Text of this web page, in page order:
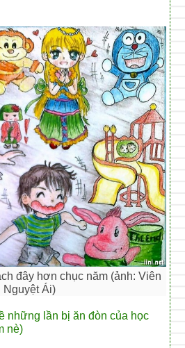
đây hơn chục năm (ảnh: Viên
Nguyệt Ái)
những lần bị ăn đòn của học
nè)